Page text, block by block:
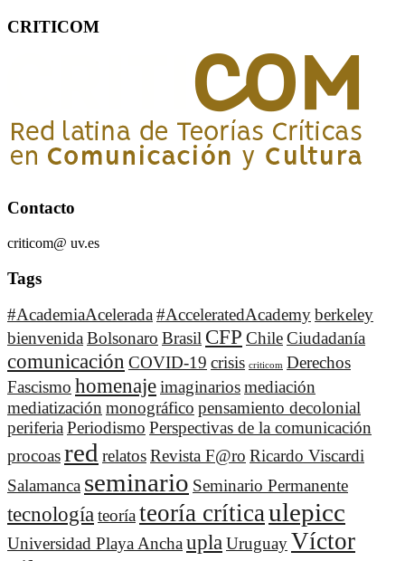
CRITICOM
Contacto
criticom@ uv.es
Tags
#AcademiaAcelerada#AcceleratedAcademyberkeley
bienvenidaBolsonaro Brasil CFP ChileCiudadanía
comunicación COVID-19 crisis criticom Derechos
Fascismo homenajeimaginariosmediación
mediatización monográfico pensamiento decolonial
periferiaPeriodismo Perspectivas de la comunicación
procoasred relatosRevista F@ro Ricardo Viscardi
Salamanca seminario Seminario Permanente
tecnologíateoríateoría críticaulepicc
Universidad Playa AnchauplaUruguayVíctor